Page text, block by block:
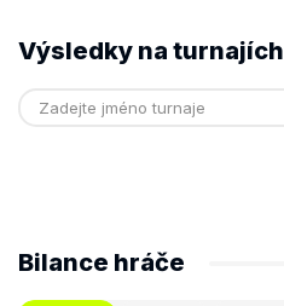
Výsledky na turnajích
Bilance hráče